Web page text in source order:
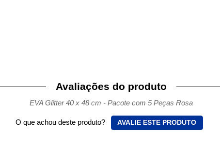
Avaliações do produto
EVA Glitter 40 x 48 cm - Pacote com 5 Peças Rosa
O que achou deste produto? AVALIE ESTE PRODUTO